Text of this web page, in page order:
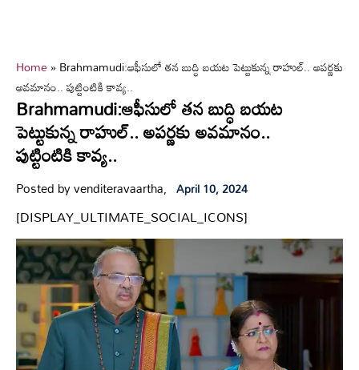
Home»Brahmamudi:ఆఫీసులో తన బుద్ధి బయట పెట్టుకున్న రాహుల్.. అపర్ణకు
అవమానం.. పుట్టింటికి కావ్య..
Brahmamudi:ఆఫీసులో తన బుద్ధి బయట
పెట్టుకున్న రాహుల్.. అపర్ణకు అవమానం..
పుట్టింటికి కావ్య..
Posted by venditeravaartha, April 10, 2024
[DISPLAY_ULTIMATE_SOCIAL_ICONS]